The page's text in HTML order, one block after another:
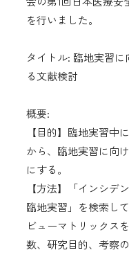
を行いました。
タイトル: 臨地実習
る文献検討
概要:
【目的】臨地実習中
から、臨地実習に向
にする。
【方法】「インシデ
臨地実習」を検索し
ビューマトリックス
数、研究目的、考察